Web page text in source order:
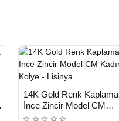
TESLİMAT
14K Gold Renk Kaplama
İnce Zincir Model CM
Kadın Kolye - Lisinya